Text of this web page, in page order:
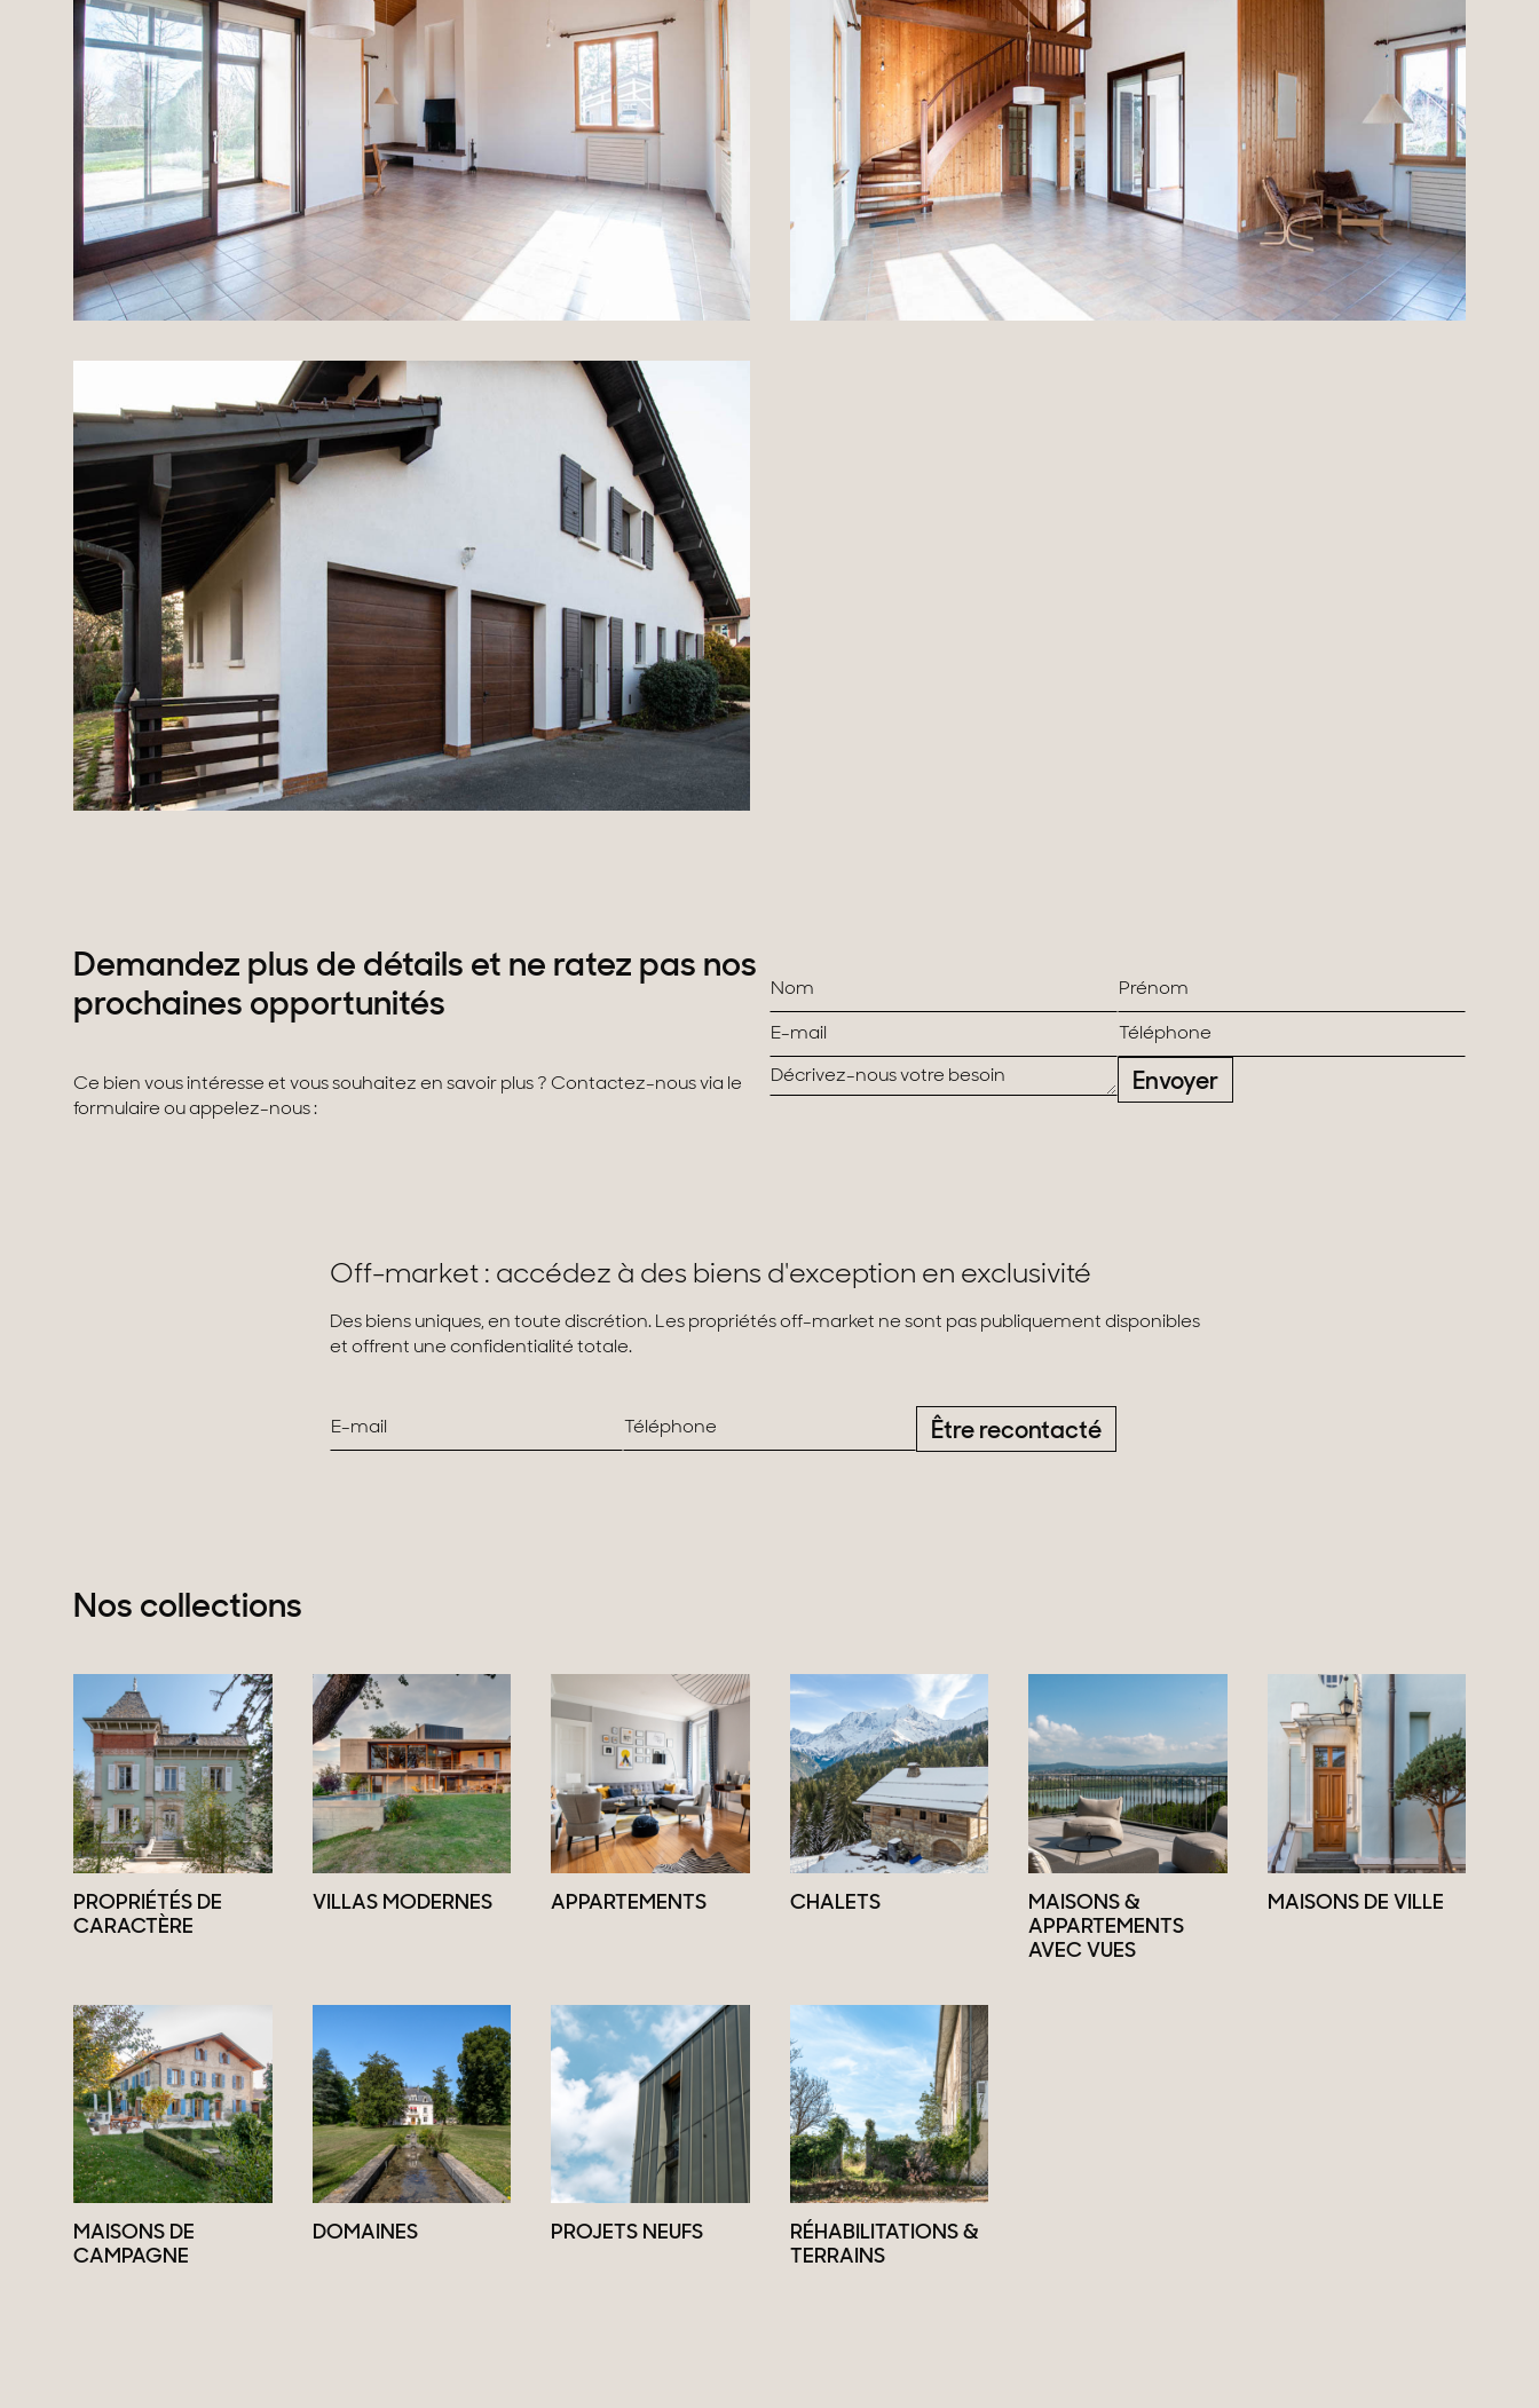
Demandez plus de détails et ne ratez pas nos
prochaines opportunités
Ce bien vous intéresse et vous souhaitez en savoir plus ? Contactez-nous via le
formulaire ou appelez-nous :
Envoyer
Off-market : accédez à des biens d'exception en exclusivité
Des biens uniques, en toute discrétion. Les propriétés off-market ne sont pas publiquement disponibles
et offrent une confidentialité totale.
Être recontacté
Nos collections
PROPRIÉTÉS DE
CARACTÈRE
VILLAS MODERNES APPARTEMENTS CHALETS
MAISONS &
APPARTEMENTS
AVEC VUES
MAISONS DE VILLE
MAISONS DE
CAMPAGNE
DOMAINES PROJETS NEUFS
RÉHABILITATIONS &
TERRAINS